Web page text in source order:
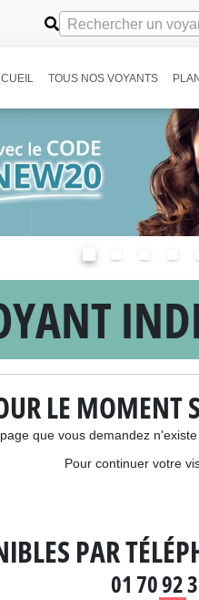
Rechercher un
TOUS NOS VOYANTS
LE
que vous demandez
Pour continuer votre
PAR
01 70 92